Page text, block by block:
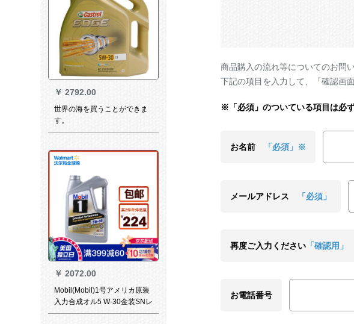
￥ 2792.00
世界の海を買うことができま
す。
￥ 2072.00
Mobil(Mobil)1号アメリカ原装
入力合成オル5 W-30金装SNレ
ベル4.73 L(5 Qt)
商品購入の流れ等についてのお問
下記の項目を入力して、「確認画
※「必須」のついている項目は必
お名前 「必須」※
メールアドレス 「必須」
再度ご入力ください 「確認用」
お電話番号